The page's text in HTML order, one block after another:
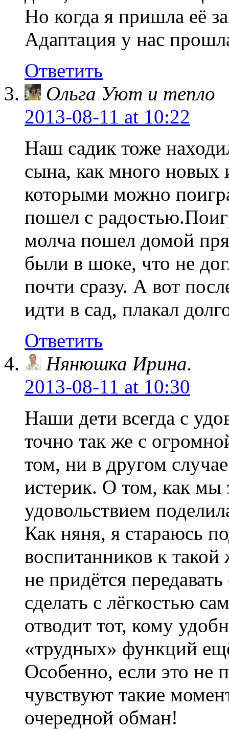
Но когда я пришла её
Адаптация у нас
Ответить
Ольга Уют и тепло
2013-08-11 at 10:22
Наш садик тоже
сына, как много новых
которыми можно
пошел с
молча пошел домой
были в шоке, что не
почти сразу. А вот
идти в сад, плакал
Ответить
Нянюшка Ирина.
2013-08-11 at 10:30
Наши дети всегда с
точно так же с
том, ни в другом
истерик. О том, как мы
удовольствием
Как няня, я стараюсь
воспитанников к такой
не придётся
сделать с лёгкостью
отводит тот, кому
«трудных» функций
Особенно, если это не
чувствуют такие
очередной обман!